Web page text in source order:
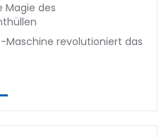
Magie des
Maschine revolutioniert das